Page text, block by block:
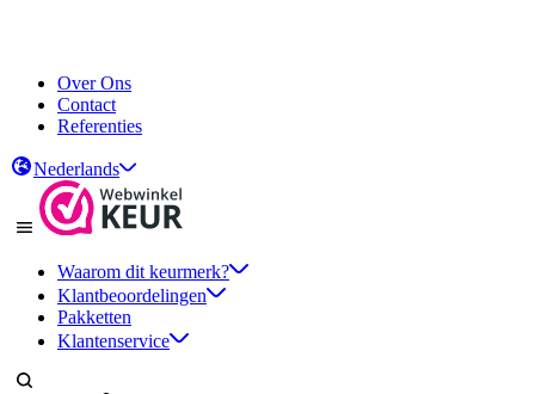
Over Ons
Contact
Referenties
Nederlands
Waarom dit keurmerk?
Klantbeoordelingen
Pakketten
Klantenservice